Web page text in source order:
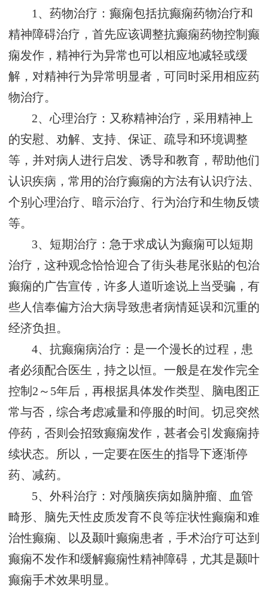
1、药物治疗：癫痫包括抗癫痫药物治疗和
精神障碍治疗，首先应该调整抗癫痫药物控制癫
痫发作，精神行为异常也可以相应地减轻或缓
解，对精神行为异常明显者，可同时采用相应药
物治疗。
2、心理治疗：又称精神治疗，采用精神上
的安慰、劝解、支持、保证、疏导和环境调整
等，并对病人进行启发、诱导和教育，帮助他们
认识疾病，常用的治疗癫痫的方法有认识疗法、
个别心理治疗、暗示治疗、行为治疗和生物反馈
等。
3、短期治疗：急于求成认为癫痫可以短期
治疗，这种观念恰恰迎合了街头巷尾张贴的包治
癫痫的广告宣传，许多人道听途说上当受骗，有
些人信奉偏方治大病导致患者病情延误和沉重的
经济负担。
4、抗癫痫病治疗：是一个漫长的过程，患
者必须配合医生，持之以恒。一般是在发作完全
控制2～5年后，再根据具体发作类型、脑电图正
常与否，综合考虑减量和停服的时间。切忌突然
停药，否则会招致癫痫发作，甚者会引发癫痫持
续状态。所以，一定要在医生的指导下逐渐停
药、减药。
5、外科治疗：对颅脑疾病如脑肿瘤、血管
畸形、脑先天性皮质发育不良等症状性癫痫和难
治性癫痫、以及颞叶癫痫患者，手术治疗可达到
癫痫不发作和缓解癫痫性精神障碍，尤其是颞叶
癫痫手术效果明显。